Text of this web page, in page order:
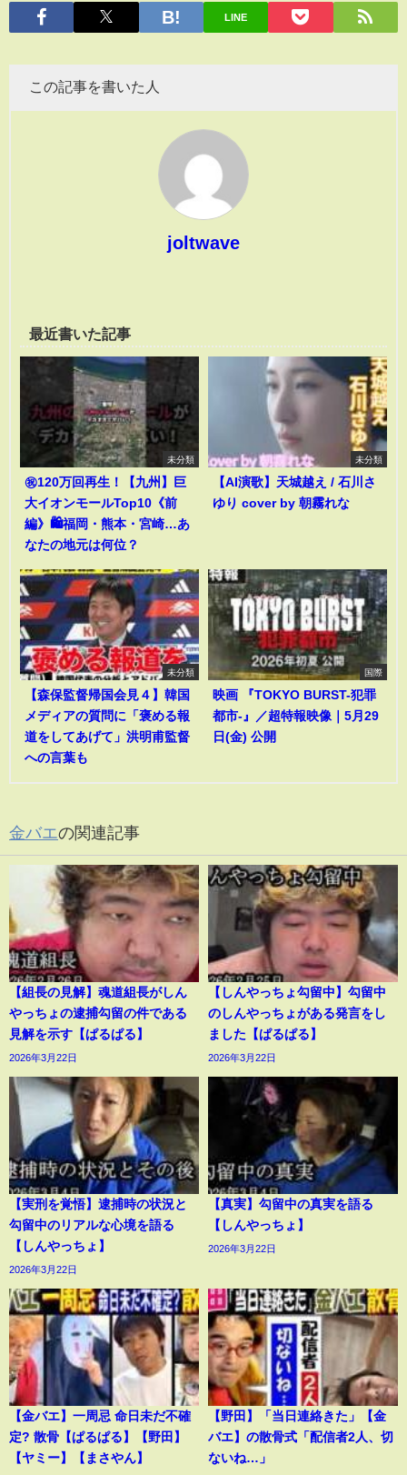
LINE
この記事を書いた人
joltwave
最近書いた記事
未分類
㊗️120万回再生！【九州】巨
大イオンモールTop10《前
編》🛍️福岡・熊本・宮崎…あ
なたの地元は何位？
未分類
【AI演歌】天城越え / 石川さ
ゆり cover by 朝霧れな
未分類
【森保監督帰国会見４】韓国
メディアの質問に「褒める報
道をしてあげて」洪明甫監督
への言葉も
国際
映画 『TOKYO BURST-犯罪
都市-』／超特報映像｜5月29
日(金) 公開
金バエの関連記事
【組長の見解】魂道組長がしん
やっちょの逮捕勾留の件である
見解を示す【ぱるぱる】
2026年3月22日
【しんやっちょ勾留中】勾留中
のしんやっちょがある発言をし
ました【ぱるぱる】
2026年3月22日
【実刑を覚悟】逮捕時の状況と
勾留中のリアルな心境を語る
【しんやっちょ】
2026年3月22日
【真実】勾留中の真実を語る
【しんやっちょ】
2026年3月22日
【金バエ】一周忌 命日未だ不確
定? 散骨【ぱるぱる】【野田】
【ヤミー】【まさやん】
【野田】「当日連絡きた」【金
バエ】の散骨式「配信者2人、切
ないね…」